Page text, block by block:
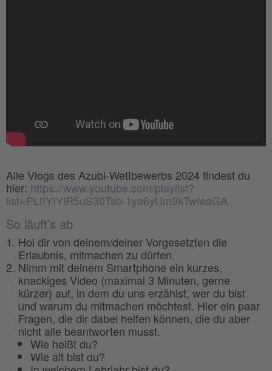
Alle Vlogs des Azubi-Wettbewerbs 2024 findest du
hier: https://www.youtube.com/playlist?
list=PLfIYIYlR5uS30Tsb-1ya6yUm9kTwIeaGA
So läuft’s ab
Hol dir von deinem/deiner Vorgesetzten die
Erlaubnis, mitmachen zu dürfen.
Nimm mit deinem Smartphone ein kurzes,
knackiges Video (maximal 3 Minuten, gerne
kürzer) auf, in dem du uns erzählst, wer du bist
und warum du mitmachen möchtest. Hier ein paar
Fragen, die dir dabei helfen können, die du aber
nicht alle beantworten musst.
Wie heißt du?
Wie alt bist du?